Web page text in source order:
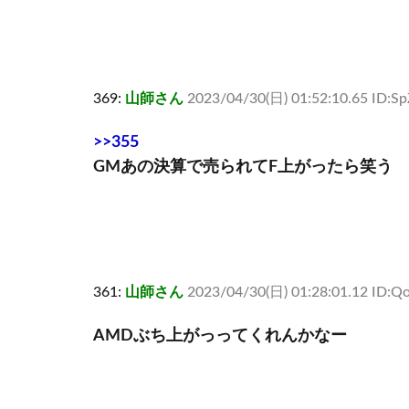
369: 山師さん 2023/04/30(日) 01:52:10.65
>>355
GMあの決算で売られてF上がったら笑う
361: 山師さん 2023/04/30(日) 01:28:01.12
AMDぶち上がっってくれんかなー